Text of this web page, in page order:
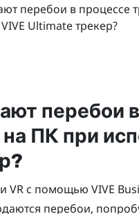
перебои в процессе
Ultimate трекер?
перебои
ПК при
?
VR с помощью VIVE
перебои,